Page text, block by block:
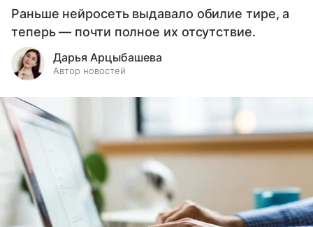
Раньше нейросеть выдавало обилие тире, а
теперь — почти полное их отсутствие.
Дарья Арцыбашева
Автор новостей